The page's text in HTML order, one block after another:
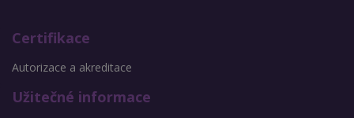
Certifikace
Autorizace a akreditace
Užitečné informace